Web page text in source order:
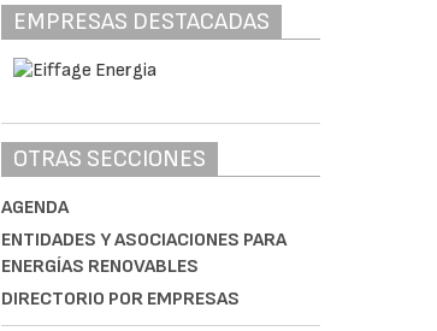
EMPRESAS DESTACADAS
OTRAS SECCIONES
AGENDA
ENTIDADES Y ASOCIACIONES PARA
ENERGÍAS RENOVABLES
DIRECTORIO POR EMPRESAS